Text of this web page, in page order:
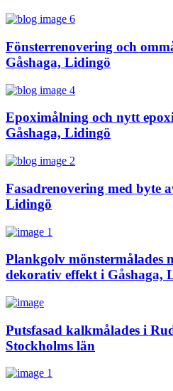
Fönsterrenovering och
Gåshaga, Lidingö
Epoximålning och nytt
Gåshaga, Lidingö
Fasadrenovering med byte
Lidingö
Plankgolv mönstermålades
dekorativ effekt i Gåshaga,
Putsfasad kalkmålades i
Stockholms län